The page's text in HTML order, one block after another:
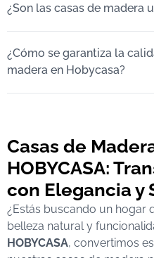
¿Son las casas de madera
¿Cómo se garantiza la
madera en Hobycasa?
Casas de
HOBYCASA:
con Elegancia y
¿Estás buscando un hogar
belleza natural y
HOBYCASA, convertimos